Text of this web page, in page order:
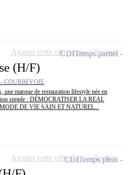
(H/F)
COURBEVOIE
une marque de restauration lifestyle née en
simple : DÉMOCRATISER LA REAL
DE VIE SAIN ET NATUREL...
CDITemps partiel
Ajouter cette offre à ma sélection
CDITemps plein
Ajouter cette offre à ma sélection